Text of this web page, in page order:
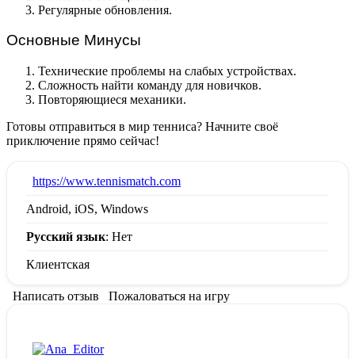
Регулярные обновления.
Основные Минусы
Технические проблемы на слабых устройствах.
Сложность найти команду для новичков.
Повторяющиеся механики.
Готовы отправиться в мир тенниса? Начните своё
приключение прямо сейчас!
https://www.tennismatch.com
Android, iOS, Windows
Русский язык: Нет
Клиентская
Написать отзыв Пожаловаться на игру